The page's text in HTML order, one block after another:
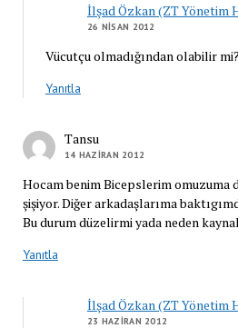
İlşad Özkan (ZT Yönetim
26 NISAN 2012
Vücutçu olmadığından olabilir mi?
Yanıtla
Tansu
14 HAZIRAN 2012
Hocam benim Bicepslerim omuzuma
şişiyor. Diğer arkadaşlarıma
Bu durum düzelirmi yada neden
Yanıtla
İlşad Özkan (ZT Yönetim
23 HAZIRAN 2012